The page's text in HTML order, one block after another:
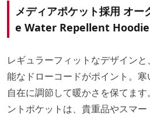
メディアポケット採用 オ
e Water Repellent Hoodie
レギュラーフィットなデザイン
能なドローコードがポイント。
自在に調節して暖かさを保てま
ントポケットは、貴重品やスマ